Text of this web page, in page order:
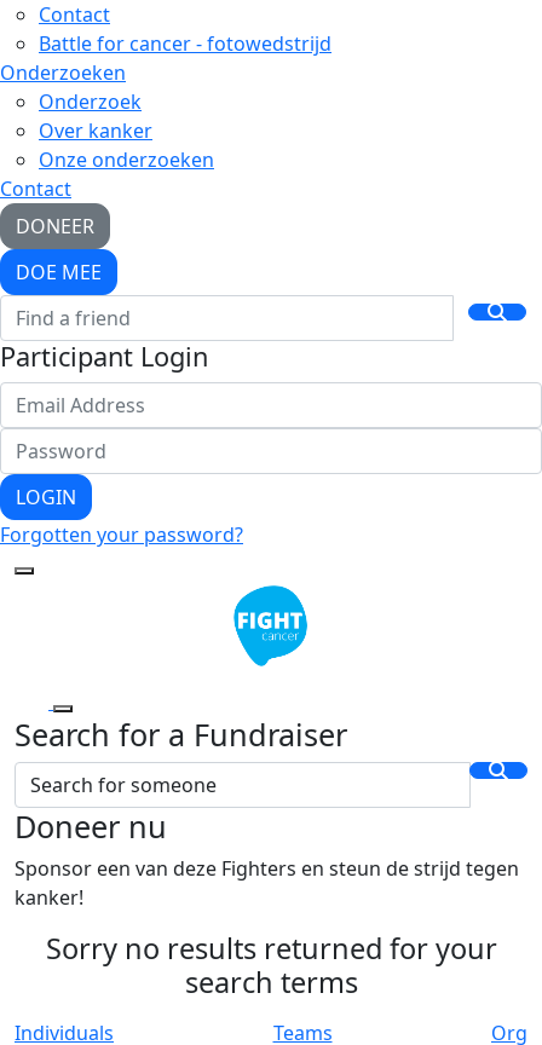
Contact
Battle for cancer - fotowedstrijd
Onderzoeken
Onderzoek
Over kanker
Onze onderzoeken
Contact
DONEER
DOE MEE
Participant Login
LOGIN
Forgotten your password?
Search for a Fundraiser
Doneer nu
Sponsor een van deze Fighters en steun de strijd tegen
kanker!
Sorry no results returned for your
search terms
Individuals Teams
Org